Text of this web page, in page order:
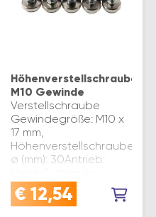
Höhenverstellschraube
M10 Gewinde
Verstellschraube
Gewindegröße: M10 x
17 mm,
Höhenverstellschrauben
ø (mm): 30Antrieb:
unten mit Vierkant
Schraubenschlüssel
€ 12,54